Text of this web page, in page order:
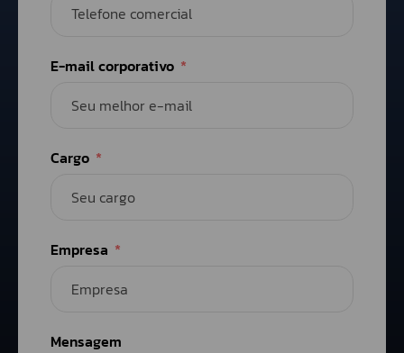
E-mail corporativo
Cargo
Empresa
Mensagem